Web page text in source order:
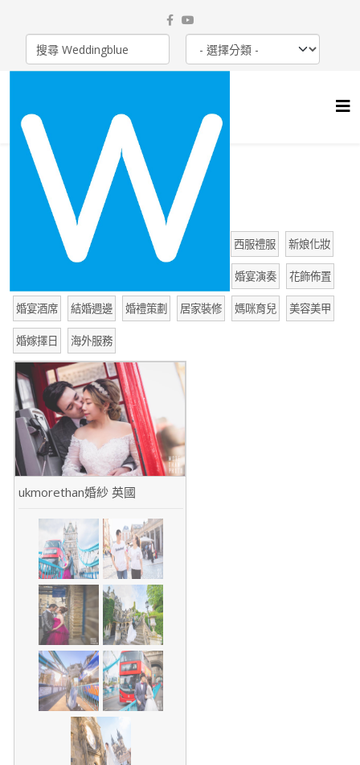
海外婚禮 蜜月旅行 婚紗攝影 西服禮服 新娘化妝
婚宴演奏 花飾佈置
婚宴酒席 結婚週邊 婚禮策劃 居家裝修 媽咪育兒 美容美甲
婚嫁擇日 海外服務
ukmorethan婚紗 英國